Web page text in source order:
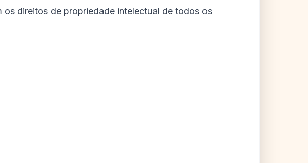
direitos de propriedade intelectual de todos os